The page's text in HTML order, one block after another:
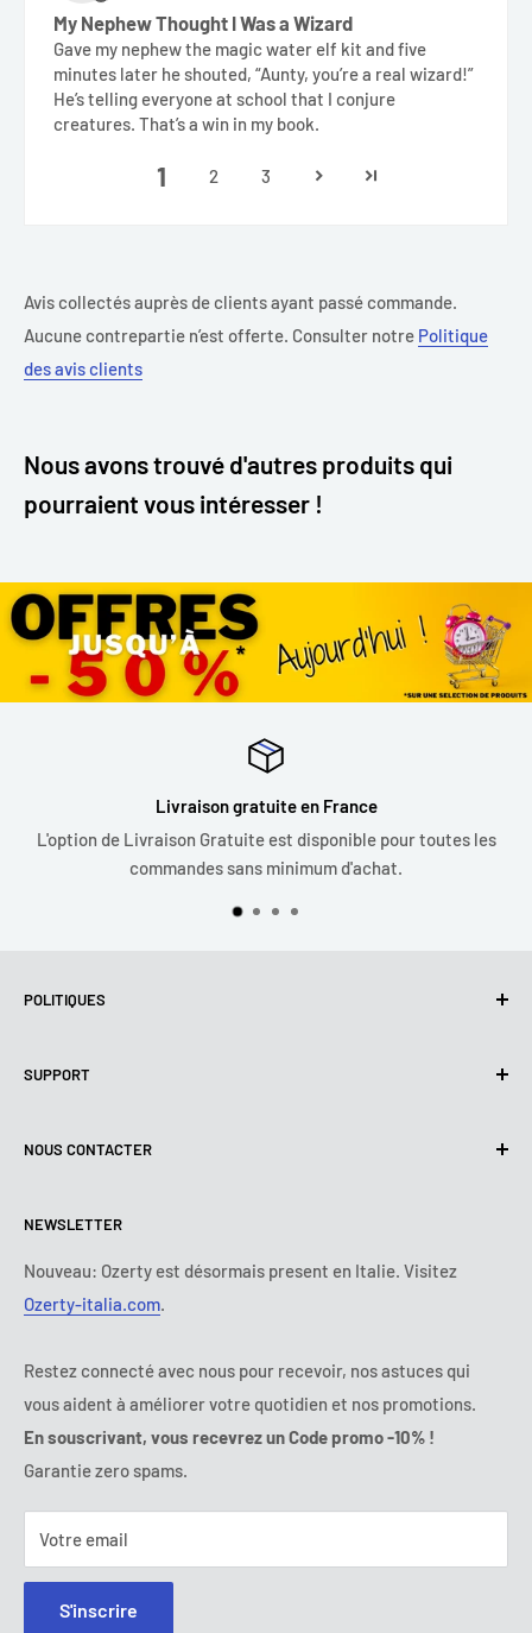
My Nephew Thought I Was a Wizard
Gave my nephew the magic water elf kit and five
minutes later he shouted, “Aunty, you’re a real wizard!”
He’s telling everyone at school that I conjure
creatures. That’s a win in my book.
1 2 3
Avis collectés auprès de clients ayant passé commande.
Aucune contrepartie n’est offerte. Consulter notre Politique
des avis clients
Nous avons trouvé d'autres produits qui
pourraient vous intéresser !
Livraison gratuite en France
L'option de Livraison Gratuite est disponible pour toutes les
commandes sans minimum d'achat.
POLITIQUES
Utilisation de cookies (RGPD)
Politique de livraison
Conditions de paiement
Termes et conditions d'abonnement
SUPPORT
Nous contacter
Mentions légales
FAQ
Règlement en Ligne des Litiges
NOUS CONTACTER
Mardi :9:00 - 18:00
Mercredi :9:00 - 18:00
Jeudi :
9:00 - 18:00
Samedi - Dimanche :
09 70 01 97 37
E-mail:
contact@ozerty-france.com
NEWSLETTER
Nouveau: Ozerty est désormais present en Italie. Visitez
Ozerty-italia.com
Restez connecté avec nous pour recevoir, nos astuces qui
vous aident à améliorer votre quotidien et nos promotions.
En souscrivant, vous recevrez un Code promo -10% !
Garantie zero spams.
Votre email
S'inscrire